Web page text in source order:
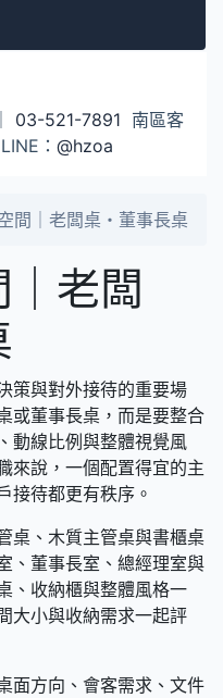
03-521-7891 南區客
LINE： @hzoa
間｜老闆桌・董事長桌
老闆
策與對外接待的重要場
或董事長桌，而是要整合
動線比例與整體視覺風
來說，一個配置得宜的主
接待都更有秩序。
桌、木質主管桌與書櫃桌
、董事長室、總經理室與
、收納櫃與整體風格一
大小與收納需求一起評
面方向、會客需求、文件